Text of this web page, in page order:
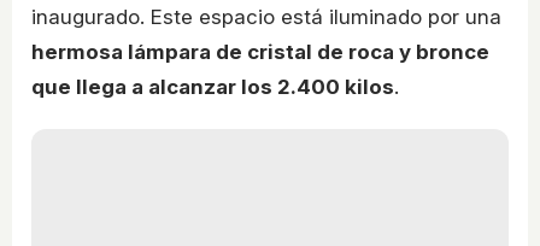
inaugurado. Este espacio está iluminado por una
hermosa lámpara de cristal de roca y bronce
que llega a alcanzar los 2.400 kilos.